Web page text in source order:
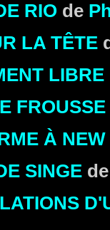
RIO de
LA TÊTE
LIBRE
FROUSSE
À
SINGE